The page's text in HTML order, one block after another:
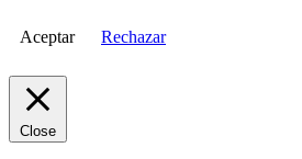
Aceptar Rechazar
Close